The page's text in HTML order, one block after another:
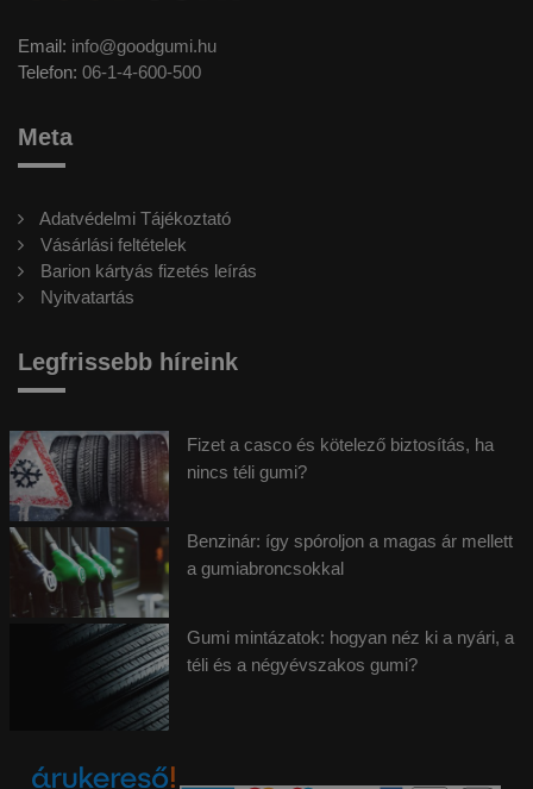
Email: info@goodgumi.hu
Telefon: 06-1-4-600-500
Meta
Adatvédelmi Tájékoztató
Vásárlási feltételek
Barion kártyás fizetés leírás
Nyitvatartás
Legfrissebb híreink
Fizet a casco és kötelező biztosítás, ha
nincs téli gumi?
Benzinár: így spóroljon a magas ár mellett
a gumiabroncsokkal
Gumi mintázatok: hogyan néz ki a nyári, a
téli és a négyévszakos gumi?